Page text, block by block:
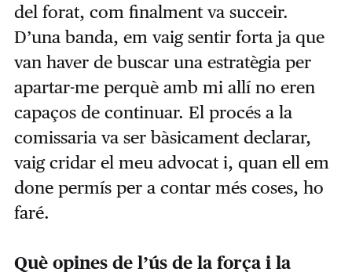
del forat, com finalment va succeir.
D’una banda, em vaig sentir forta ja que
van haver de buscar una estratègia per
apartar-me perquè amb mi allí no eren
capaços de continuar. El procés a la
comissaria va ser bàsicament declarar,
vaig cridar el meu advocat i, quan ell em
done permís per a contar més coses, ho
faré.
Què opines de l’ús de la força i la